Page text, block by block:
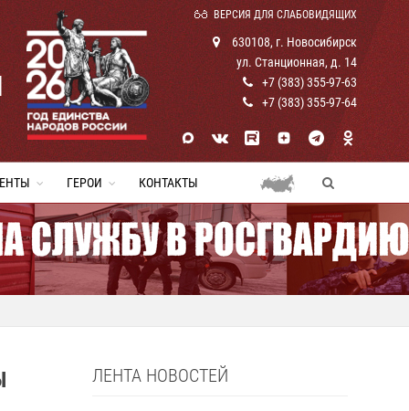
ВЕРСИЯ ДЛЯ СЛАБОВИДЯЩИХ
630108, г. Новосибирск
ул. Станционная, д. 14
+7 (383) 355-97-63
+7 (383) 355-97-64
ГЕРОИ КОНТАКТЫ
ЛЕНТА НОВОСТЕЙ